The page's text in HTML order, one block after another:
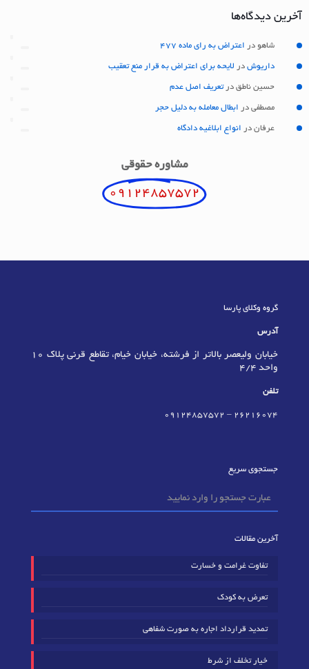
آخرین دیدگاه‌ها
شاهو در اعتراض به رای ماده 477
داریوش در لایحه برای اعتراض به قرار منع تعقیب
حسین ناطق درتعریف اصل عدم
مصطفی در ابطال معامله به دلیل حجر
عرفان در انواع ابلاغیه دادگاه
مشاوره حقوقی
09124857572
گروه وکلای پارسا
آدرس
خیابان ولیعصر بالاتر از فرشته، خیابان خیام، تقاطع قرنی پلاک 10
واحد 4/4
تلفن
٢٦٢١٦٠٧٤ –
09124857572
جستجوی سریع
آخرین مقالات
تفاوت غرامت و خسارت
تعرض به کودک
تمدید قرارداد اجاره به صورت شفاهی
خیار تخلف از شرط